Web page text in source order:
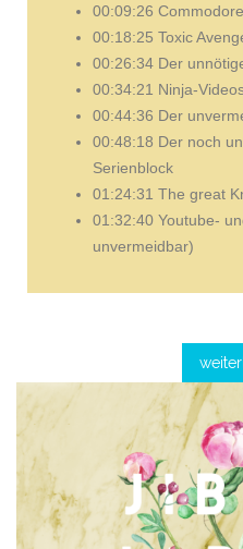
00:09:26
00:18:25 Toxic
00:26:34 Der
00:34:21 Ninja-
00:44:36 Der
00:48:18 Der noch
Serienblock
01:24:31 The great
01:32:40 Youtube-
unvermeidbar)